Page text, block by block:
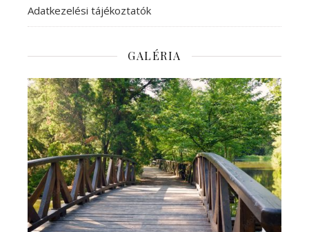
Adatkezelési tájékoztatók
GALÉRIA